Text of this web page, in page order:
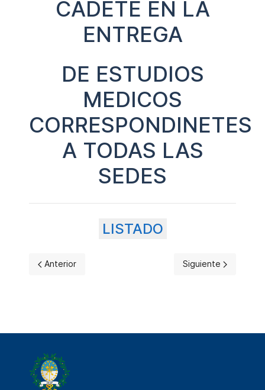
CADETE EN LA
ENTREGA
DE ESTUDIOS
MEDICOS
CORRESPONDINETES
A TODAS LAS
SEDES
LISTADO
Artículo anterior: CICLO DE CAPACITACIONES 2023
Anterior Artículo siguiente:
Siguiente